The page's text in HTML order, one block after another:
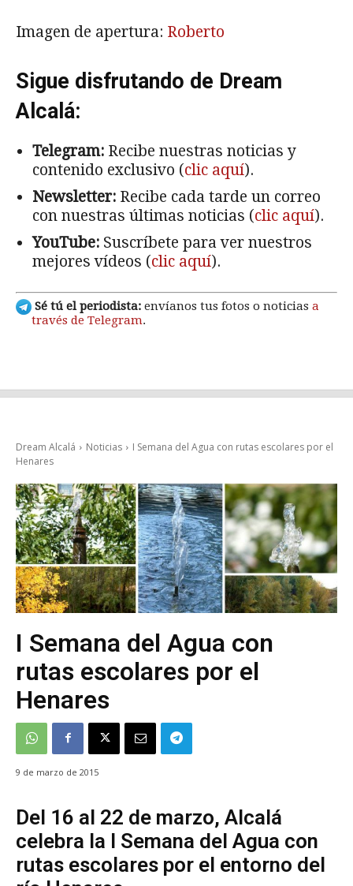
Imagen de apertura: Roberto
Sigue disfrutando de Dream
Alcalá:
Telegram: Recibe nuestras noticias y
contenido exclusivo (clic aquí).
Newsletter: Recibe cada tarde un correo
con nuestras últimas noticias (clic aquí).
YouTube: Suscríbete para ver nuestros
mejores vídeos (clic aquí).
Sé tú el periodista: envíanos tus fotos o noticias a
través de Telegram.